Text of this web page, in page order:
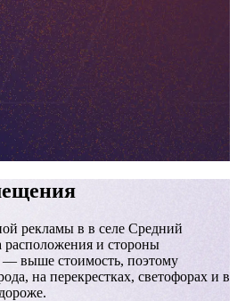
рекламы в в селе Средний
расположения и стороны
выше стоимость, поэтому
на перекрестках, светофорах и в